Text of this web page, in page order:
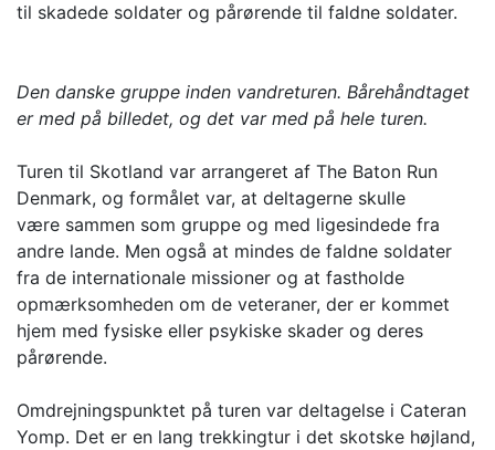
til skadede soldater og pårørende til faldne soldater.
Den danske gruppe inden vandreturen. Bårehåndtaget
er med på billedet, og det var med på hele turen.
Turen til Skotland var arrangeret af The Baton Run
Denmark, og formålet var, at deltagerne skulle
være sammen som gruppe og med ligesindede fra
andre lande. Men også at mindes de faldne soldater
fra de internationale missioner og at fastholde
opmærksomheden om de veteraner, der er kommet
hjem med fysiske eller psykiske skader og deres
pårørende.
Omdrejningspunktet på turen var deltagelse i Cateran
Yomp. Det er en lang trekkingtur i det skotske højland,